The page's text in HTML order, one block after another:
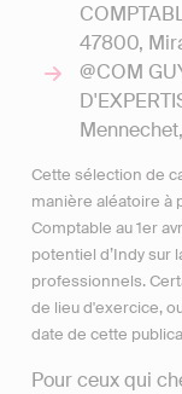
47800,
@COM
Cette sélection de
manière aléatoire à
Comptable au 1er
potentiel d’Indy sur
professionnels.
de lieu d'exercice,
date de cette
Pour ceux qui